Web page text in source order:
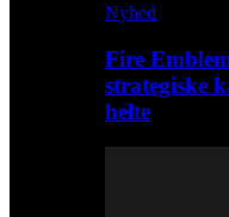
Nyhed
Fire
strategiske
helte